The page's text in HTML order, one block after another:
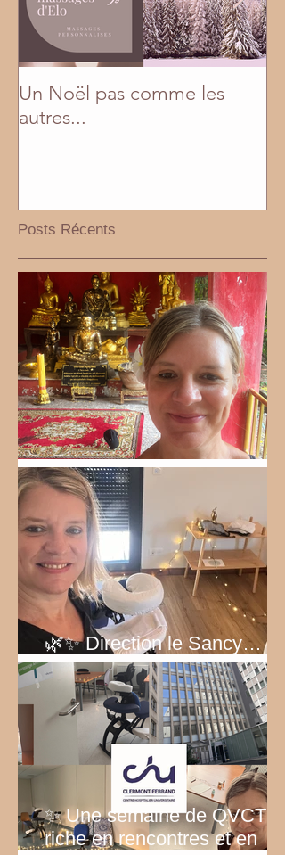
Un Noël pas comme les
autres...
Posts Récents
Bel été 2026!
🌿✨ Direction le Sancy… au
vert ! ✨🌿
✨ Une semaine de QVCT
riche en rencontres et en